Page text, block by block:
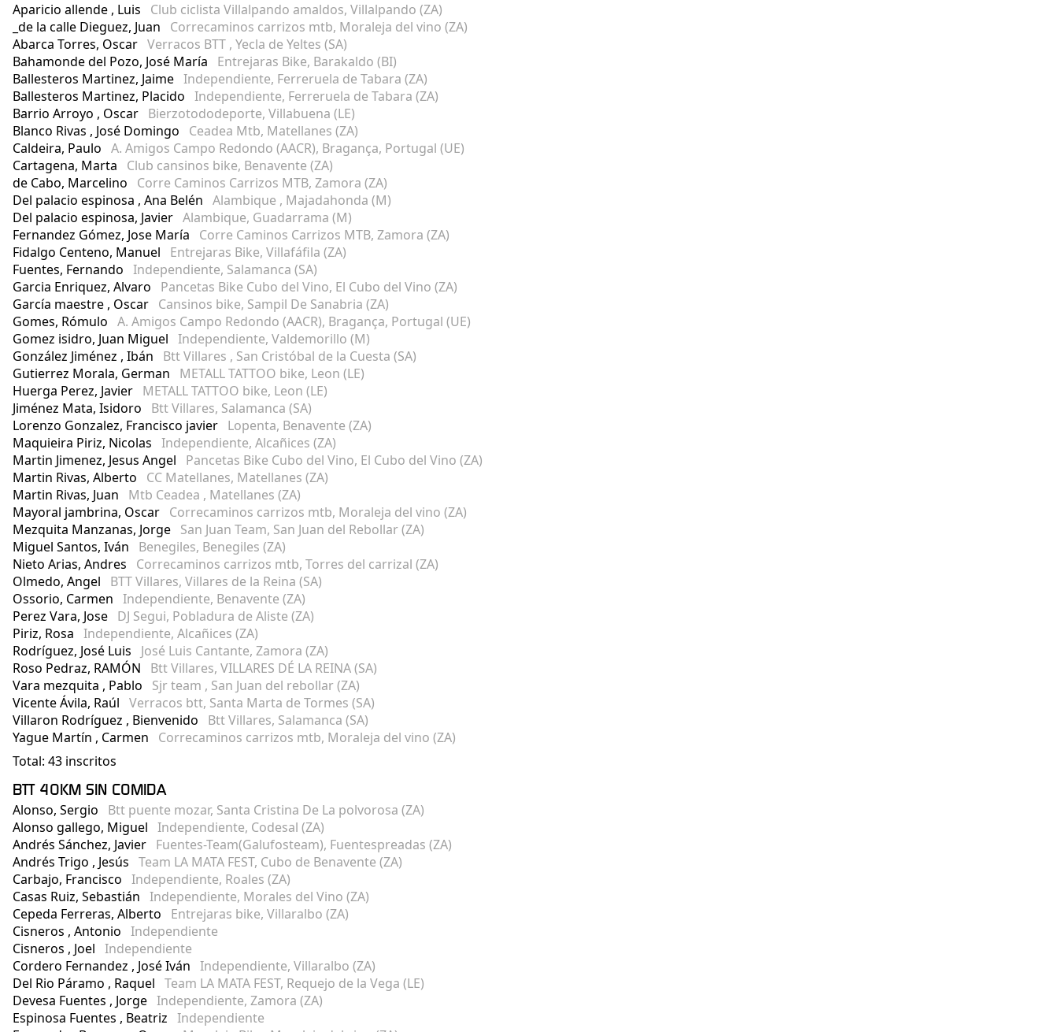
Aparicio allende , Luis Club ciclista Villalpando amaldos, Villalpando (ZA)
_de la calle Dieguez, Juan Correcaminos carrizos mtb, Moraleja del vino (ZA)
Abarca Torres, Oscar Verracos BTT , Yecla de Yeltes (SA)
Bahamonde del Pozo, José María Entrejaras Bike, Barakaldo (BI)
Ballesteros Martinez, Jaime Independiente, Ferreruela de Tabara (ZA)
Ballesteros Martinez, Placido Independiente, Ferreruela de Tabara (ZA)
Barrio Arroyo , Oscar Bierzotododeporte, Villabuena (LE)
Blanco Rivas , José Domingo Ceadea Mtb, Matellanes (ZA)
Caldeira, Paulo A. Amigos Campo Redondo (AACR), Bragança, Portugal (UE)
Cartagena, Marta Club cansinos bike, Benavente (ZA)
de Cabo, Marcelino Corre Caminos Carrizos MTB, Zamora (ZA)
Del palacio espinosa , Ana Belén Alambique , Majadahonda (M)
Del palacio espinosa, Javier Alambique, Guadarrama (M)
Fernandez Gómez, Jose María Corre Caminos Carrizos MTB, Zamora (ZA)
Fidalgo Centeno, Manuel Entrejaras Bike, Villafáfila (ZA)
Fuentes, Fernando Independiente, Salamanca (SA)
Garcia Enriquez, Alvaro Pancetas Bike Cubo del Vino, El Cubo del Vino (ZA)
García maestre , Oscar Cansinos bike, Sampil De Sanabria (ZA)
Gomes, Rómulo A. Amigos Campo Redondo (AACR), Bragança, Portugal (UE)
Gomez isidro, Juan Miguel Independiente, Valdemorillo (M)
González Jiménez , Ibán Btt Villares , San Cristóbal de la Cuesta (SA)
Gutierrez Morala, German METALL TATTOO bike, Leon (LE)
Huerga Perez, Javier METALL TATTOO bike, Leon (LE)
Jiménez Mata, Isidoro Btt Villares, Salamanca (SA)
Lorenzo Gonzalez, Francisco javier Lopenta, Benavente (ZA)
Maquieira Piriz, Nicolas Independiente, Alcañices (ZA)
Martin Jimenez, Jesus Angel Pancetas Bike Cubo del Vino, El Cubo del Vino (ZA)
Martin Rivas, Alberto CC Matellanes, Matellanes (ZA)
Martin Rivas, Juan Mtb Ceadea , Matellanes (ZA)
Mayoral jambrina, Oscar Correcaminos carrizos mtb, Moraleja del vino (ZA)
Mezquita Manzanas, Jorge San Juan Team, San Juan del Rebollar (ZA)
Miguel Santos, Iván Benegiles, Benegiles (ZA)
Nieto Arias, Andres Correcaminos carrizos mtb, Torres del carrizal (ZA)
Olmedo, Angel BTT Villares, Villares de la Reina (SA)
Ossorio, Carmen Independiente, Benavente (ZA)
Perez Vara, Jose DJ Segui, Pobladura de Aliste (ZA)
Piriz, Rosa Independiente, Alcañices (ZA)
Rodríguez, José Luis José Luis Cantante, Zamora (ZA)
Roso Pedraz, RAMÓN Btt Villares, VILLARES DÉ LA REINA (SA)
Vara mezquita , Pablo Sjr team , San Juan del rebollar (ZA)
Vicente Ávila, Raúl Verracos btt, Santa Marta de Tormes (SA)
Villaron Rodríguez , Bienvenido Btt Villares, Salamanca (SA)
Yague Martín , Carmen Correcaminos carrizos mtb, Moraleja del vino (ZA)
Total: 43 inscritos
BTT 40KM SIN COMIDA
Alonso, Sergio Btt puente mozar, Santa Cristina De La polvorosa (ZA)
Alonso gallego, Miguel Independiente, Codesal (ZA)
Andrés Sánchez, Javier Fuentes-Team(Galufosteam), Fuentespreadas (ZA)
Andrés Trigo , Jesús Team LA MATA FEST, Cubo de Benavente (ZA)
Carbajo, Francisco Independiente, Roales (ZA)
Casas Ruiz, Sebastián Independiente, Morales del Vino (ZA)
Cepeda Ferreras, Alberto Entrejaras bike, Villaralbo (ZA)
Cisneros , Antonio Independiente
Cisneros , Joel Independiente
Cordero Fernandez , José Iván Independiente, Villaralbo (ZA)
Del Rio Páramo , Raquel Team LA MATA FEST, Requejo de la Vega (LE)
Devesa Fuentes , Jorge Independiente, Zamora (ZA)
Espinosa Fuentes , Beatriz Independiente